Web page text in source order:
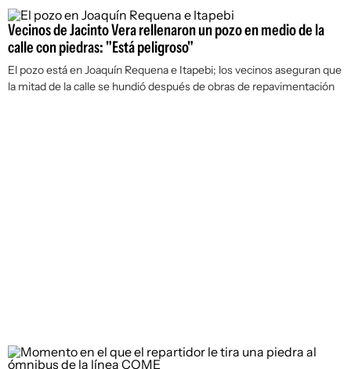
Vecinos de Jacinto Vera rellenaron un pozo en medio de la
calle con piedras: "Está peligroso"
El pozo está en Joaquín Requena e Itapebi; los vecinos aseguran que
la mitad de la calle se hundió después de obras de repavimentación